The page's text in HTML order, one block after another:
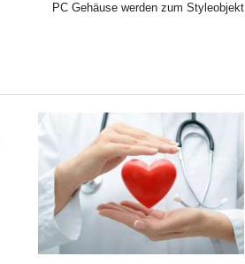
PC Gehäuse werden zum Styleobjekt